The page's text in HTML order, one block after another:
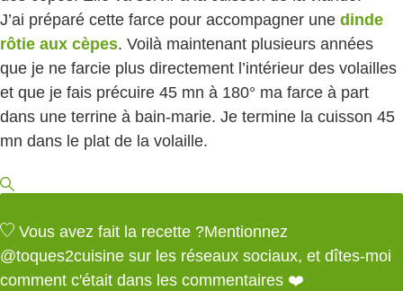
J’ai préparé cette farce pour accompagner une dinde
rôtie aux cèpes. Voilà maintenant plusieurs années
que je ne farcie plus directement l’intérieur des volailles
et que je fais précuire 45 mn à 180° ma farce à part
dans une terrine à bain-marie. Je termine la cuisson 45
mn dans le plat de la volaille.
Vous avez fait la recette ?Mentionnez
@toques2cuisine sur les réseaux sociaux, et dîtes-moi
comment c'était dans les commentaires ❤️